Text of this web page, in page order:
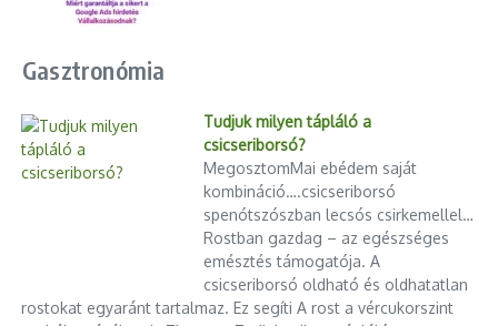
Gasztronómia
Tudjuk milyen tápláló a
csicseriborsó?
MegosztomMai ebédem saját
kombináció….csicseriborsó
spenótszószban lecsós csirkemellel…
Rostban gazdag – az egészséges
emésztés támogatója. A
csicseriborsó oldható és oldhatatlan
rostokat egyaránt tartalmaz. Ez segíti A rost a vércukorszint